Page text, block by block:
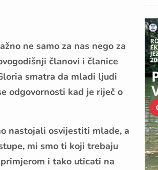
ne samo za nas nego za
članovi i članice
smatra da mladi ljudi
odgovornosti kad je riječ o
nastojali osvijestiti mlade, a
mi smo ti koji trebaju
i tako uticati na